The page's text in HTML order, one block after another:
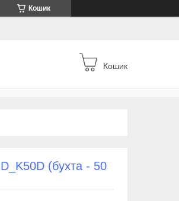
Кошик
Кошик
(бухта - 50